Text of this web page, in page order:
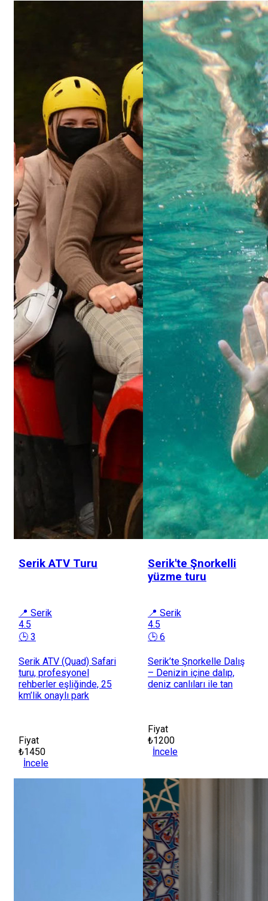
Serik ATV Turu
📍 Serik
4.5
🕒 3
Serik ATV (Quad) Safari
turu, profesyonel
rehberler eşliğinde, 25
km’lik onaylı park
Fiyat
₺1450
İncele
Serik'te Şnorkelli
yüzme turu
📍 Serik
4.5
🕒 6
Serik’te Şnorkelle Dalış
– Denizin içine dalıp,
deniz canlıları ile tan
Fiyat
₺1200
İncele